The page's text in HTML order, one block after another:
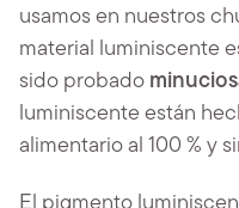
usamos en nuestros
material luminiscente
sido probado
luminiscente están
alimentario al 100 % y
El pigmento